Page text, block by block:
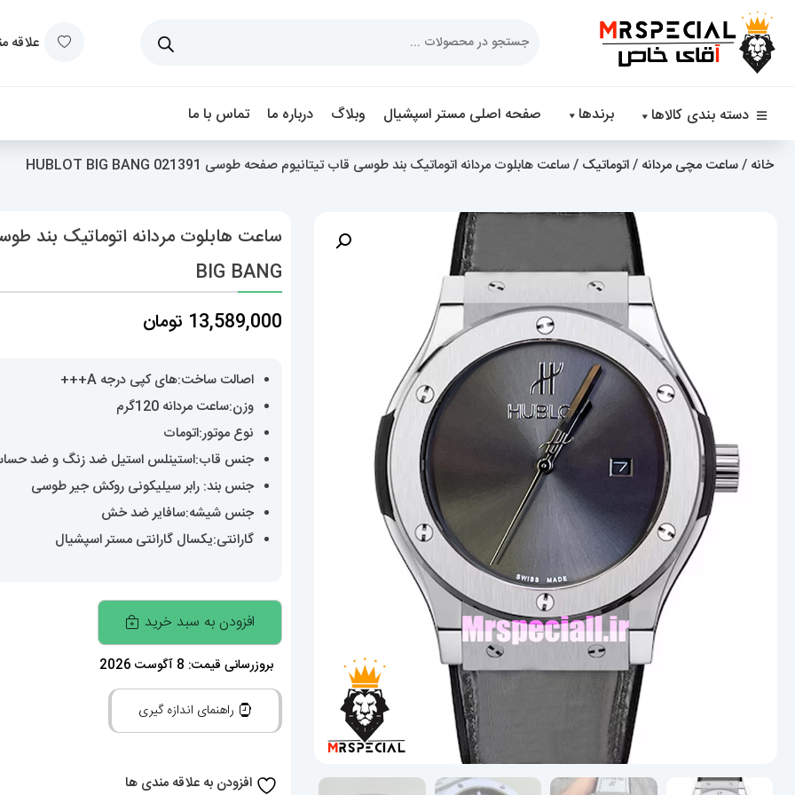
علاقه
دسته بندی کالاها برندها صفحه اصلی مستر اسپشیال وبلاگ درباره ما تماس با ما
خانه /ساعت مچی مردانه /اتوماتیک / ساعت هابلوت مردانه اتوماتیک بند طوسی قاب تیتانیوم صفحه طوسی 021391 HUBLOT BIG BANG
BIG BANG
13,589,000 تومان
اصالت ساخت:های کپی درجه A+++
وزن:ساعت مردانه 120گرم
نوع موتور:اتومات
جنس قاب:استینلس استیل ضد زنگ و ضد
جنس بند: رابر سیلیکونی روکش جیر طوسی
جنس شیشه:سافایر ضد خش
گارانتی:یکسال گارانتی مستر اسپشیال
ساعت
هابلوت
مردانه
اتوماتیک
قاب
افزودن به سبد خرید
بروزرسانی قیمت: 8 آگوست 2026
راهنمای اندازه گیری
افزودن به علاقه مندی ها